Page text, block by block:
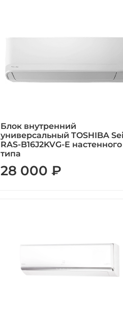
Блок внутренний
универсальный TOSHIBA
RAS-B16J2KVG-E настенного
типа
28 000 ₽